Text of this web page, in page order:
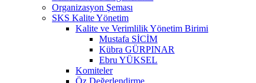
Organizasyon Şeması
SKS Kalite Yönetim
Kalite ve Verimlilik Yönetim Birimi
Mustafa SİCİM
Kübra GÜRPINAR
Ebru YÜKSEL
Komiteler
Öz Değerlendirme